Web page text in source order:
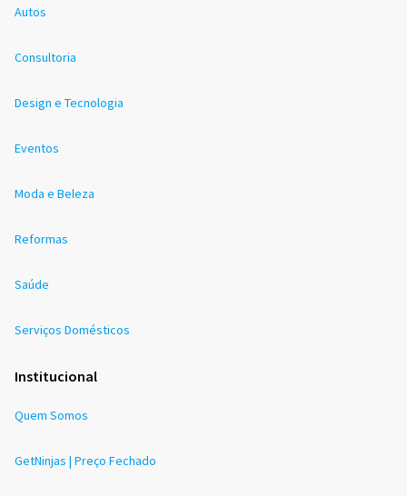
Autos
Consultoria
Design e Tecnologia
Eventos
Moda e Beleza
Reformas
Saúde
Serviços Domésticos
Institucional
Quem Somos
GetNinjas | Preço Fechado